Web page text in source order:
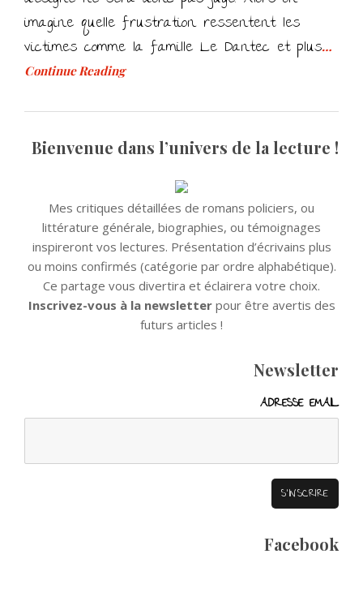
imagine quelle frustration ressentent les
victimes comme la famille Le Dantec et plus…
Continue Reading
Bienvenue dans l’univers de la lecture !
Mes critiques détaillées de romans policiers, ou
littérature générale, biographies, ou témoignages
inspireront vos lectures. Présentation d’écrivains plus
ou moins confirmés (catégorie par ordre alphabétique).
Ce partage vous divertira et éclairera votre choix.
Inscrivez-vous à la newsletterpour être avertis des
futurs articles !
Newsletter
ADRESSE EMAIL
Facebook